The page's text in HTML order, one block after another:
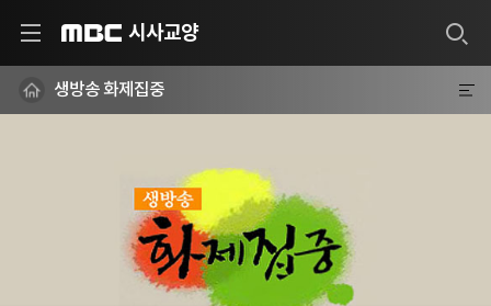
시사교양
생방송 화제집중